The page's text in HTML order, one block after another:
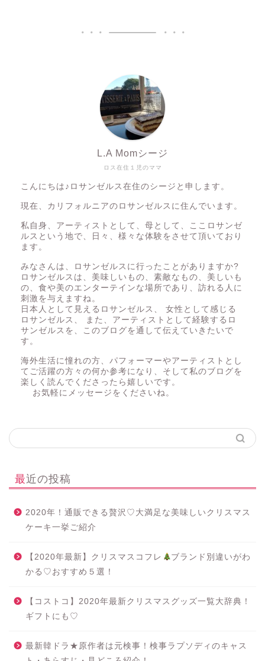
ロス在住１児のママ
L.A Momシージ
こんにちは♪ロサンゼルス在住のシージと申します。
現在、カリフォルニアのロサンゼルスに住んでいます。
私自身、アーティストとして、母として、ここロサンゼ
ルスという地で、日々、様々な体験をさせて頂いており
ます。
みなさんは、ロサンゼルスに行ったことがありますか?
ロサンゼルスは、美味しいもの、素敵なもの、美しいも
の、食や美のエンターテインな場所であり、訪れる人に
刺激を与えますね。
日本人として見えるロサンゼルス、 女性として感じる
ロサンゼルス、 また、アーティストとして経験するロ
サンゼルスを、このブログを通して伝えていきたいで
す。
海外生活に憧れの方、パフォーマーやアーティストとし
てご活躍の方々の何か参考になり、そして私のブログを
楽しく読んでくださったら嬉しいです。
お気軽にメッセージをくださいね。
最近の投稿
2020年！通販できる贅沢♡大満足な美味しいクリスマス
ケーキ一挙ご紹介
【2020年最新】クリスマスコフレ
ブランド別違いがわ
かる♡おすすめ５選！
【コストコ】2020年最新クリスマスグッズ一覧大辞典！
ギフトにも♡
最新韓ドラ★原作者は元検事！検事ラプソディのキャス